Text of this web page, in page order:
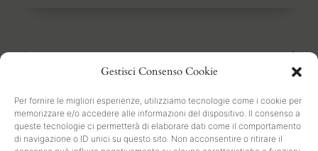
Gestisci Consenso Cookie
Per fornire le migliori esperienze, utilizziamo tecnologie come i cookie per
memorizzare e/o accedere alle informazioni del dispositivo. Il consenso a
queste tecnologie ci permetterà di elaborare dati come il comportamento
di navigazione o ID unici su questo sito. Non acconsentire o ritirare il